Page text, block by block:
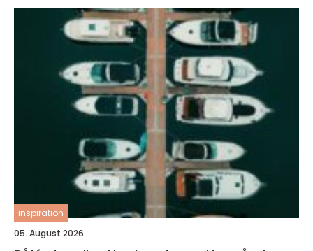
inspiration
05. August 2026